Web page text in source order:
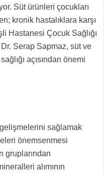
Süt ürünleri çocukları
kronik hastalıklara karşı
Hastanesi Çocuk Sağlığı
Serap Sapmaz, süt ve
açısından önemi
sağlamak
önemsenmesi
gruplarından
alımının